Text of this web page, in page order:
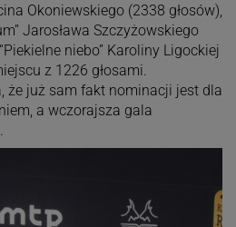
Okoniewskiego (2338 głosów),
Jarosława Szczyżowskiego
niebo” Karoliny Ligockiej
z 1226 głosami.
że już sam fakt nominacji jest dla
a wczorajsza gala